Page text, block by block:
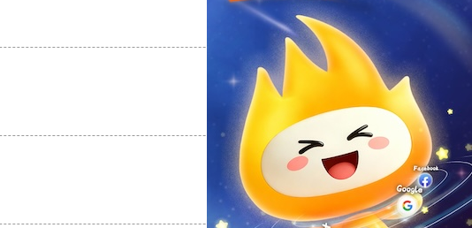
支持
反对 [0]
支持[0] 反对[0]